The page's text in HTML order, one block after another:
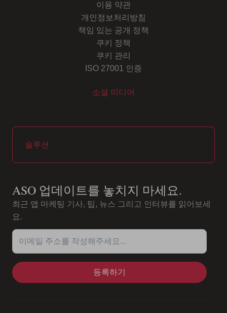
이용 약관
개인정보처리방침
책임 있는 공개 정책
쿠키 정책
쿠키 관리
ISO 27001 인증
소셜 미디어
솔루션
ASO 업데이트를 놓치지 마세요.
최근 앱 마케팅 기사, 팁, 뉴스 그리고 인터뷰를 읽어보세
요.
이메일 주소를 작성해주세요...